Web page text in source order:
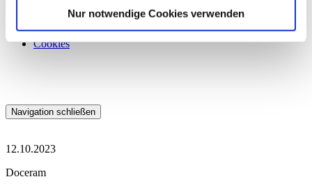
Nur notwendige Cookies verwenden
Kontakt
Cookies
Navigation schließen
12.10.2023
Doceram